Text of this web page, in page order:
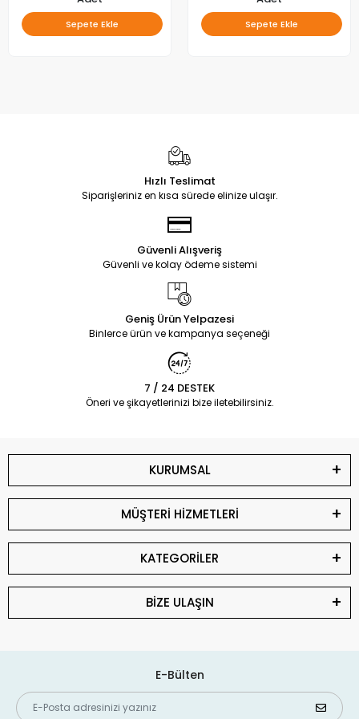
Sepete Ekle Sepete Ekle
Hızlı Teslimat
Siparişleriniz en kısa sürede elinize ulaşır.
Güvenli Alışveriş
Güvenli ve kolay ödeme sistemi
Geniş Ürün Yelpazesi
Binlerce ürün ve kampanya seçeneği
7 / 24 DESTEK
Öneri ve şikayetlerinizi bize iletebilirsiniz.
KURUMSAL
MÜŞTERİ HİZMETLERİ
KATEGORİLER
BİZE ULAŞIN
E-Bülten